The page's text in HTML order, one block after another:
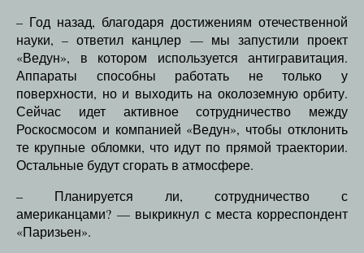
– Год назад, благодаря достижениям отечественной
науки, – ответил канцлер — мы запустили проект
«Ведун», в котором используется антигравитация.
Аппараты способны работать не только у
поверхности, но и выходить на околоземную орбиту.
Сейчас идет активное сотрудничество между
Роскосмосом и компанией «Ведун», чтобы отклонить
те крупные обломки, что идут по прямой траектории.
Остальные будут сгорать в атмосфере.
– Планируется ли, сотрудничество с
американцами? — выкрикнул с места корреспондент
«Паризьен».